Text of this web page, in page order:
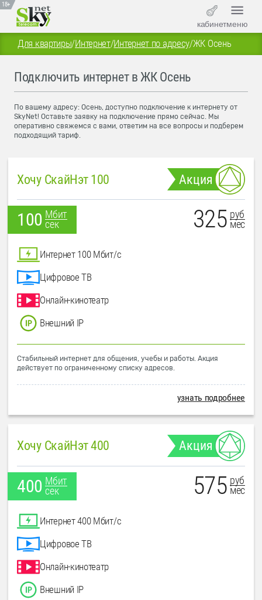
18+
кабинетменю
Для квартиры/Интернет/Интернет по адресу/ЖК Осень
Подключить интернет в ЖК Осень
По вашему адресу: Осень, доступно подключение к интернету от
SkyNet! Оставьте заявку на подключение прямо сейчас. Мы
оперативно свяжемся с вами, ответим на все вопросы и подберем
подходящий тариф.
Хочу СкайНэт 100 Акция
100 Мбит
сек
325 руб
мес
Интернет 100 Мбит/с
Цифровое ТВ
Онлайн-кинотеатр
Внешний IP
Стабильный интернет для общения, учебы и работы. Акция
действует по ограниченному списку адресов.
узнать подробнее
Хочу СкайНэт 400 Акция
400 Мбит
сек
575 руб
мес
Интернет 400 Мбит/с
Цифровое ТВ
Онлайн-кинотеатр
Внешний IP